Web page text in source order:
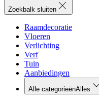
Zoekbalk sluiten
Raamdecoratie
Vloeren
Verlichting
Verf
Tuin
Aanbiedingen
Alle categorieënAlles